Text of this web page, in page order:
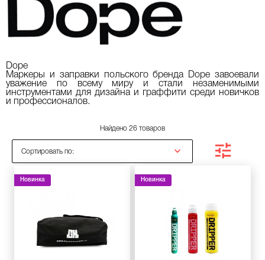
Dope
Маркеры и заправки польского бренда Dope завоевали
уважение по всему миру и стали незаменимыми
инструментами для дизайна и граффити среди новичков
и профессионалов.
Найдено 26 товаров
Сортировать по:
Новинка Новинка